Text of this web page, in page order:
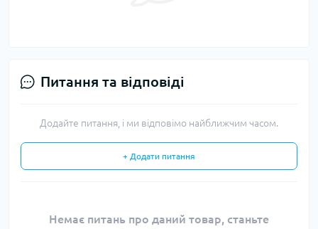
Питання та відповіді
Додайте питання, і ми відповімо найближчим часом.
+ Додати питання
Немає питань про даний товар, станьте